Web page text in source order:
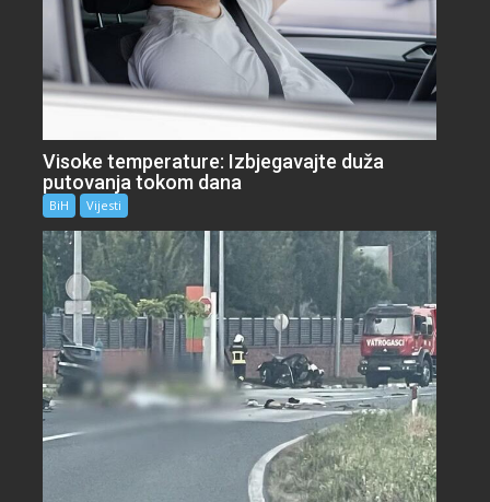
Visoke temperature: Izbjegavajte duža
putovanja tokom dana
BiH Vijesti